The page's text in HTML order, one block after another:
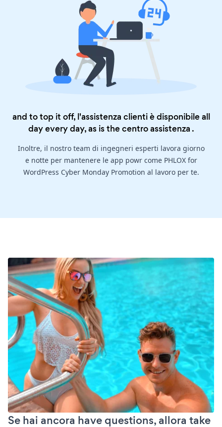
and to top it off, l'assistenza clienti è disponibile all
day every day, as is thecentro assistenza .
Inoltre, il nostro team di ingegneri esperti lavora giorno
e notte per mantenere le app powr come PHLOX for
WordPress Cyber Monday Promotion al lavoro per te.
Se hai ancora have questions, allora take